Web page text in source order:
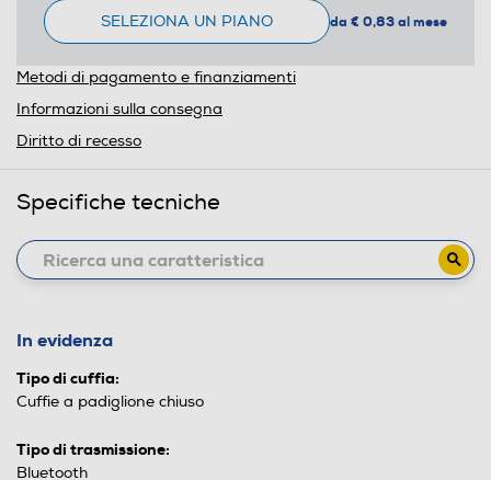
SELEZIONA UN PIANO da € 0,83 al mese
Metodi di pagamento e finanziamenti
Informazioni sulla consegna
Diritto di recesso
Specifiche tecniche
In evidenza
Tipo di cuffia:
Cuffie a padiglione chiuso
Tipo di trasmissione:
Bluetooth